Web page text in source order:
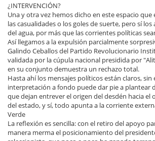
¿INTERVENCIÓN?
Una y otra vez hemos dicho en este espacio
las casualidades o los goles de suerte, pero sí
del agua, por más que las corrientes políticas
Así llegamos a la expulsión parcialmente
Galindo Ceballos del Partido Revolucionario
validada por la cúpula nacional presidida por
en su conjunto demuestra un rechazo total.
Hasta ahí los mensajes políticos están claros, sin
interpretación a fondo puede dar pie a plantear
que dejan entrever el origen del desdén hacia
del estado, y sí, todo apunta a la corriente
Verde
La reflexión es sencilla: con el retiro del apoyo
manera merma el posicionamiento del